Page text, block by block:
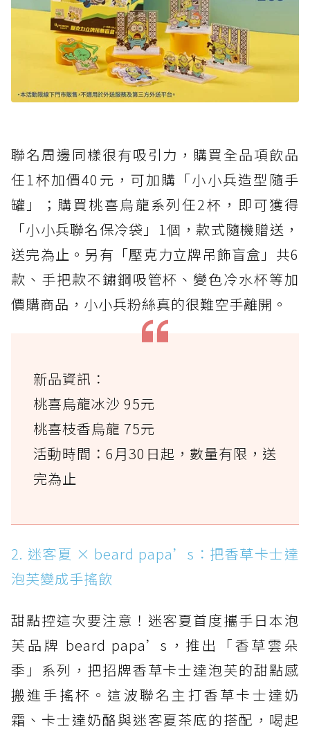
聯名周邊同樣很有吸引力，購買全品項飲品
任1杯加價40元，可加購「小小兵造型隨手
罐」；購買桃喜烏龍系列任2杯，即可獲得
「小小兵聯名保冷袋」1個，款式隨機贈送，
送完為止。另有「壓克力立牌吊飾盲盒」共6
款、手把款不鏽鋼吸管杯、變色冷水杯等加
價購商品，小小兵粉絲真的很難空手離開。
新品資訊：
桃喜烏龍冰沙 95元
桃喜枝香烏龍 75元
活動時間：6月30日起，數量有限，送
完為止
2. 迷客夏 × beard papa’s：把香草卡士達
泡芙變成手搖飲
甜點控這次要注意！迷客夏首度攜手日本泡
芙品牌 beard papa’s，推出「香草雲朵
季」系列，把招牌香草卡士達泡芙的甜點感
搬進手搖杯。這波聯名主打香草卡士達奶
霜、卡士達奶酪與迷客夏茶底的搭配，喝起